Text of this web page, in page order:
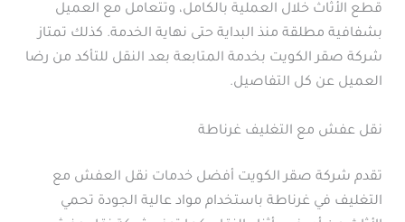
قطع الأثاث خلال العملية بالكامل، وتتعامل مع العميل
بشفافية مطلقة منذ البداية حتى نهاية الخدمة. كذلك تمتاز
شركة صقر الكويت بخدمة المتابعة بعد النقل للتأكد من رضا
العميل عن كل التفاصيل.
نقل عفش مع التغليف غرناطة
تقدم شركة صقر الكويت أفضل خدمات نقل العفش مع
التغليف في غرناطة باستخدام مواد عالية الجودة تحمي